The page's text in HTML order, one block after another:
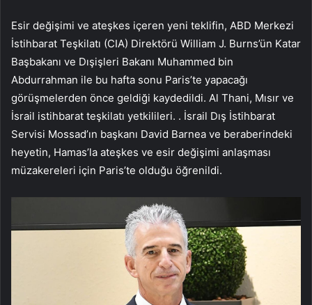
Esir değişimi ve ateşkes içeren yeni teklifin, ABD Merkezi
İstihbarat Teşkilatı (CIA) Direktörü William J. Burns’ün Katar
Başbakanı ve Dışişleri Bakanı Muhammed bin
Abdurrahman ile bu hafta sonu Paris’te yapacağı
görüşmelerden önce geldiği kaydedildi. Al Thani, Mısır ve
İsrail istihbarat teşkilatı yetkilileri. . İsrail Dış İstihbarat
Servisi Mossad’ın başkanı David Barnea ve beraberindeki
heyetin, Hamas’la ateşkes ve esir değişimi anlaşması
müzakereleri için Paris’te olduğu öğrenildi.